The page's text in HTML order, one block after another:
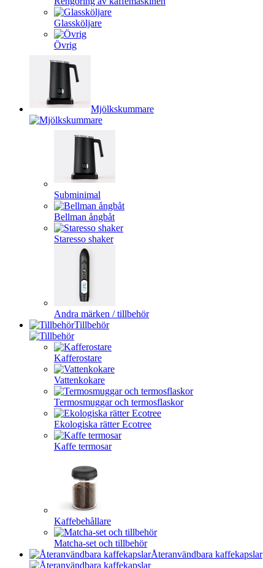
Glassköljare
Övrig
Mjölkskummare
Subminimal
Bellman ångbåt
Staresso shaker
Andra märken / tillbehör
Tillbehör
Kafferostare
Vattenkokare
Termosmuggar och termosflaskor
Ekologiska rätter Ecotree
Kaffe termosar
Kaffebehållare
Matcha-set och tillbehör
Återanvändbara kaffekapslar